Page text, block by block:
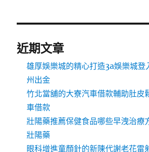
近期文章
雄厚娛樂城的精心打造3a娛樂城登
州出金
竹北當舖的大寮汽車借款輔助肚皮
車借款
壯陽藥推薦保健食品哪些早洩治療
壯陽藥
眼科增進童顏針的新陳代謝老花雷